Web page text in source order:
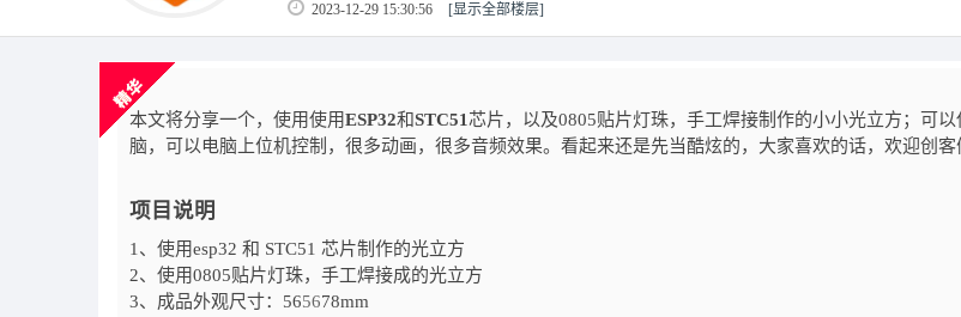
2023-12-29 15:30:56 [显示全部楼层]
本文将分享一个，使用使用ESP32和STC51 芯片，以及0805贴片灯珠，手工焊接制作的小小光立方；可
脑，可以电脑上位机控制，很多动画，很多音频效果。看起来还是先当酷炫的，大家喜欢的话，欢迎创客
项目说明
1、使用esp32 和 STC51 芯片制作的光立方
2、使用0805贴片灯珠，手工焊接成的光立方
3、成品外观尺寸：565678mm